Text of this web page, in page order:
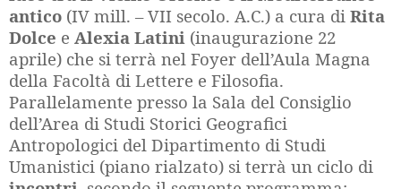
antico (IV mill. – VII secolo. A.C.) a cura di Rita
Dolce e Alexia Latini (inaugurazione 22
aprile) che si terrà nel Foyer dell’Aula Magna
della Facoltà di Lettere e Filosofia.
Parallelamente presso la Sala del Consiglio
dell’Area di Studi Storici Geografici
Antropologici del Dipartimento di Studi
Umanistici (piano rialzato) si terrà un ciclo di